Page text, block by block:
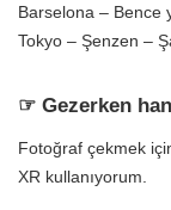
Barselona – Bence
Tokyo – Şenzen –
☞ Gezerken
Fotoğraf çekmek
XR kullanıyorum.